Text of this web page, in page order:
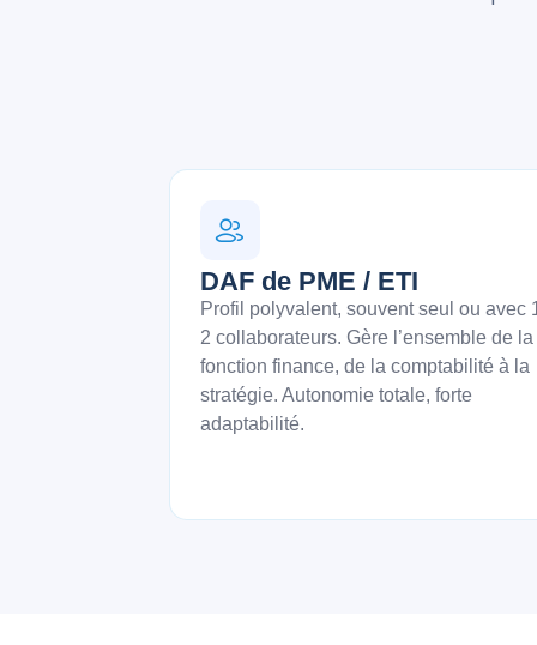
DAF de PME / ETI
Profil polyvalent, souvent seul ou avec
2 collaborateurs. Gère l’ensemble de la
fonction finance, de la comptabilité à la
stratégie. Autonomie totale, forte
adaptabilité.